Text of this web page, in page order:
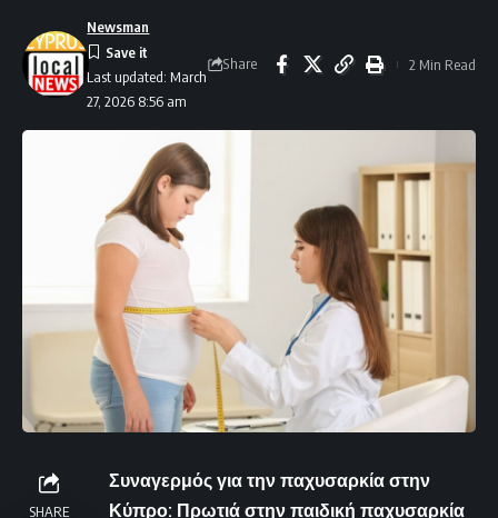
Last updated: March
27, 2026 8:56 am
Newsman
Share 2 Min Read
SHARE
Συναγερμός για την παχυσαρκία στην
Κύπρο: Πρωτιά στην παιδική παχυσαρκία